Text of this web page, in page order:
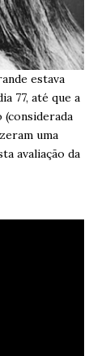
estava
77, até que a
uma
avaliação da